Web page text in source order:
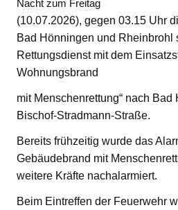
Nacht zum Freitag
(10.07.2026), gegen 03.15 Uhr
Bad Hönningen und Rheinbrohl
Rettungsdienst mit dem
Wohnungsbrand
mit Menschenrettung“ nach
Bischof-Stradmann-Straße.
Bereits frühzeitig wurde das
Gebäudebrand mit
weitere Kräfte nachalarmiert.
Beim Eintreffen der Feuerwehr